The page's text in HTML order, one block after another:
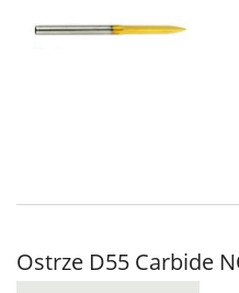
Ostrze D55 Carbide